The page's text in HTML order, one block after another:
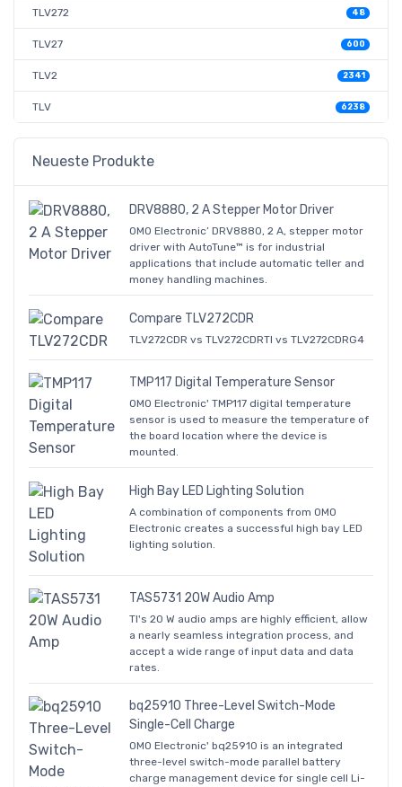
TLV272 48
TLV27 600
TLV2 2341
TLV 6238
Neueste Produkte
DRV8880, 2 A Stepper Motor Driver
OMO Electronic’ DRV8880, 2 A, stepper motor
driver with AutoTune™ is for industrial
applications that include automatic teller and
money handling machines.
Compare TLV272CDR
TLV272CDR vs TLV272CDRTI vs TLV272CDRG4
TMP117 Digital Temperature Sensor
OMO Electronic' TMP117 digital temperature
sensor is used to measure the temperature of
the board location where the device is
mounted.
High Bay LED Lighting Solution
A combination of components from OMO
Electronic creates a successful high bay LED
lighting solution.
TAS5731 20W Audio Amp
TI's 20 W audio amps are highly efficient, allow
a nearly seamless integration process, and
accept a wide range of input data and data
rates.
bq25910 Three-Level Switch-Mode
Single-Cell Charge
OMO Electronic' bq25910 is an integrated
three-level switch-mode parallel battery
charge management device for single cell Li-